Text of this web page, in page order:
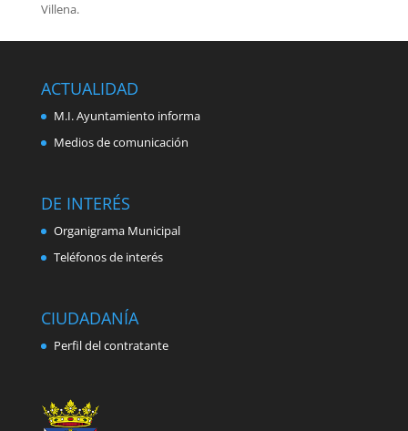
Villena.
ACTUALIDAD
M.I. Ayuntamiento informa
Medios de comunicación
DE INTERÉS
Organigrama Municipal
Teléfonos de interés
CIUDADANÍA
Perfil del contratante